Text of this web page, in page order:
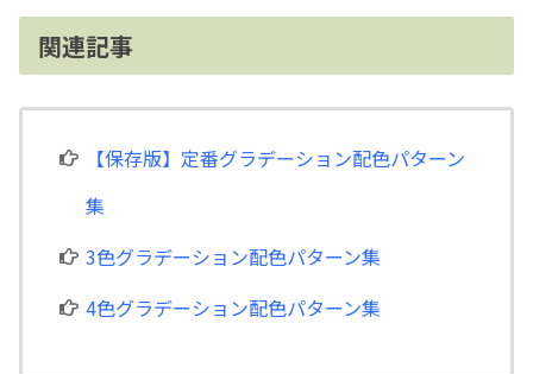
関連記事
【保存版】定番グラデーション配色パターン
集
3色グラデーション配色パターン集
4色グラデーション配色パターン集